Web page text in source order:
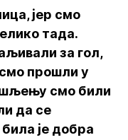
јер смо
тада.
за гол,
прошли у
смо били
да се
је добра